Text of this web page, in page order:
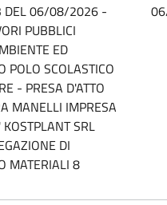
DEL 06/08/2026 -
PUBBLICI
ED
POLO SCOLASTICO
- PRESA D'ATTO
MANELLI IMPRESA
SRL
DI
MATERIALI 8